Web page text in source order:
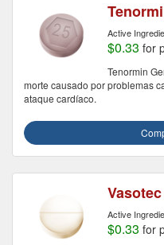
Active
$0.33 for
Tenormin
morte causado por problemas
ataque cardíaco.
Vasotec
Active
$0.33 for